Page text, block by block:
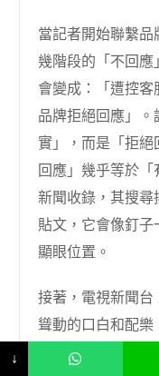
當記者開始聯繫
幾階段的「不回
會變成：「遭控
品牌拒絕回應」
實」，而是「拒
回應」幾乎等於
新聞收錄，其搜
貼文，它會像釘
顯眼位置。
接著，電視新聞台
聳動的口白和配
具情緒渲染力的
↓